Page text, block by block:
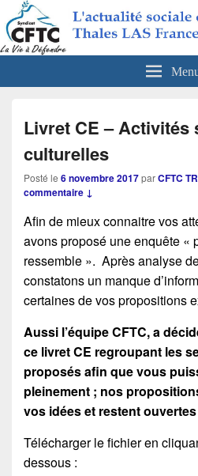
CFTC Thales LAS
Actualités sociales de Thales LAS France
Livret CE – Activités
culturelles
Posté le 6 novembre 2017parCFTC
commentaire ↓
Afin de mieux connaitre vos
avons proposé une enquête «
ressemble ». Après analyse
constatons un manque
certaines de vos propositions
Aussi l’équipe CFTC, a
ce livret CE regroupant les
proposés afin que vous
pleinement ; nos
vos idées et restent
Télécharger le fichier en
dessous :